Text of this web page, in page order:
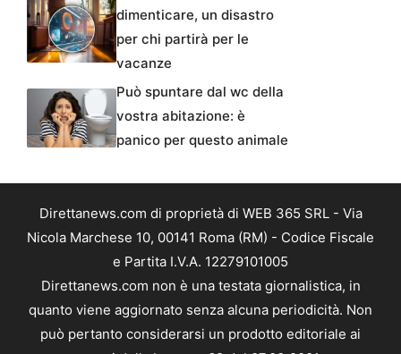
dimenticare, un disastro
per chi partirà per le
vacanze
Può spuntare dal wc della
vostra abitazione: è
panico per questo animale
Direttanews.com di proprietà di WEB 365 SRL - Via
Nicola Marchese 10, 00141 Roma (RM) - Codice Fiscale
e Partita I.V.A. 12279101005
Direttanews.com non è una testata giornalistica, in
quanto viene aggiornato senza alcuna periodicità. Non
può pertanto considerarsi un prodotto editoriale ai